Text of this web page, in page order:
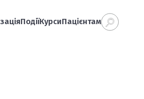
ПодіїКурсиПацієнтам